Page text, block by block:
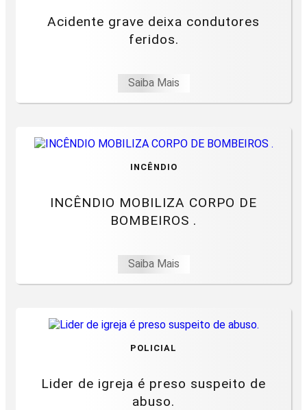
Acidente grave deixa condutores
feridos.
Saiba Mais
INCÊNDIO
INCÊNDIO MOBILIZA CORPO DE
BOMBEIROS .
Saiba Mais
POLICIAL
Lider de igreja é preso suspeito de
abuso.